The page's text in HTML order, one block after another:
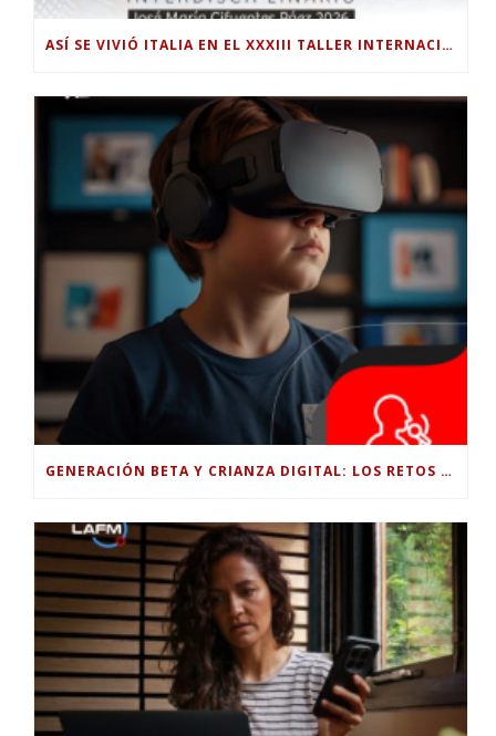
ASÍ SE VIVIÓ ITALIA EN EL XXXIII TALLER INTERNACIONAL INTERDISCIPLINAR
GENERACIÓN BETA Y CRIANZA DIGITAL: LOS RETOS DE CRIAR HIJOS EN LA ERA DE LA INTELIGENCIA ARTIFICIAL